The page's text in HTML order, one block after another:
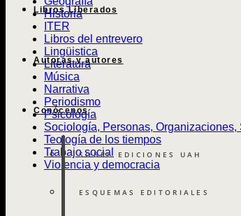
Libros Liberados
Autoras y autores
Conócenos
SOBRE EDICIONES UAH
ESQUEMAS EDITORIALES
Historia
ITER
Libros del entrevero
Lingüistica
Literatura
Música
Narrativa
Periodismo
Psicología
Sociología, Personas, Organizaciones,
Teología de los tiempos
Trabajo social
Violencia y democracia